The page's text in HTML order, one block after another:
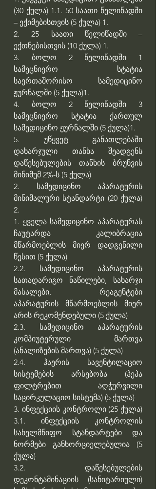
(30 ქულა) 1.1. 50 საათი წელიწადში
– ექიმებისთვის (5 ქულა) 1.
2. 25 საათი წელიწადში –
ექთნებისთვის (10 ქულა) 1.
3. ბოლო 2 წელიწადში 1
სამეცნიერო სტატია
საერთაშორისო სამედიცინო
ჟურნალში (5 ქულა)1.
4. ბოლო 2 წელიწადში 3
სამეცნიერო სტატია ქართულ
სამედიცინო ჟურნალში (5 ქულა)1.
5. უწყვეტ განათლებაში
დახარჯული თანხა შეადგენს
დაწესებულების თანხის ბრუნვის
მინიმუმ 2%-ს (5 ქულა)
2. სამედიცინო აპარატურის
მინიმალური სტანდარტი (20 ქულა)
2.
1. ყველა სამედიცინო აპარატურას
ჩაუტარდა კალიბრაცია
მწარმოებლის მიერ დადგენილი
წესით (5 ქულა)
2.2. სამედიცინო აპარატურის
სათადარიგო ნაწილები, სახარჯი
მასალები, რეაგენტები
აპარატურის მწარმოებლის მიერ
არის რეკომენდებული (5 ქულა)
2.3. სამედიცინო აპარატურის
კომპიუტერული მართვა
(ანალიზების მართვა) (5 ქულა)
2.4. ჰაერის სავენტილაციო
სისტემების არსებობა (ჰეპა
ფილტრებით აღჭურვილი
საცირკულაციო სისტემა) (5 ქულა)
3. ინფექციის კონტროლი (25 ქულა)
3.1. ინფექციის კონტროლის
სახელმწიფო სტანდარტები და
ნორმები განხორციელებულია (5
ქულა)
3.2. დაწესებულების
დეკონტამინაციის (სანიტარიული)